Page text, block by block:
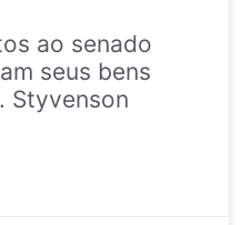
ao senado
seus bens
Styvenson